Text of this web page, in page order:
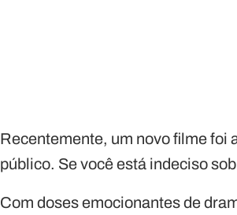
Recentemente, um novo filme foi
público. Se você está indeciso
Com doses emocionantes de